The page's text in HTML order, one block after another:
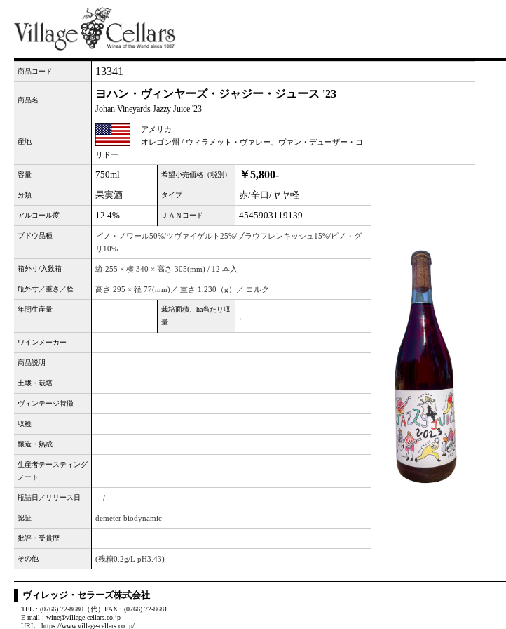
商品コード 13341
商品名
ヨハン・ヴィンヤーズ・ジャジー・ジュース '23
Johan Vineyards Jazzy Juice '23
産地
アメリカ
オレゴン州 / ウィラメット・ヴァレー、ヴァン・デューザー・コ
リドー
容量 750ml 希望小売価格（税別） ￥5,800-
分類 果実酒 タイプ 赤/辛口/ヤヤ軽
アルコール度 12.4% ＪＡＮコード 4545903119139
ブドウ品種
ピノ・ノワール50%/ツヴァイゲルト25%/ブラウフレンキッシュ15%/ピノ・グ
リ10%
箱外寸/入数箱 縦 255 × 横 340 × 高さ 305(mm) / 12 本入
瓶外寸／重さ／栓 高さ 295 × 径 77(mm)／ 重さ 1,230（g）／ コルク
年間生産量
栽培面積、ha当たり収
量
ワインメーカー
商品説明
土壌・栽培
ヴィンテージ特徴
収穫
醸造・熟成
生産者テースティング
ノート
瓶詰日／リリース日 /
認証 demeter biodynamic
批評・受賞歴
その他 (残糖0.2g/L pH3.43)
ヴィレッジ・セラーズ株式会社
TEL : (0766) 72-8680（代）FAX : (0766) 72-8681
E-mail : wine@village-cellars.co.jp
URL : https://www.village-cellars.co.jp/